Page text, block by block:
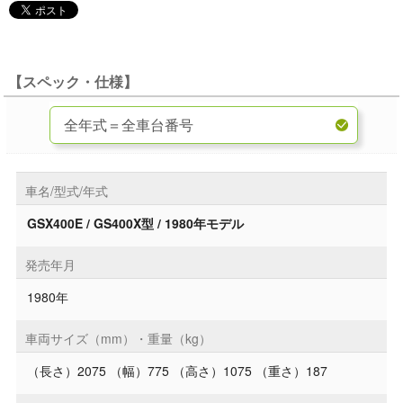
【スペック・仕様】
車名/型式/年式
GSX400E / GS400X型 / 1980年モデル
発売年月
1980年
車両サイズ（mm）・重量（kg）
（長さ）2075 （幅）775 （高さ）1075 （重さ）187